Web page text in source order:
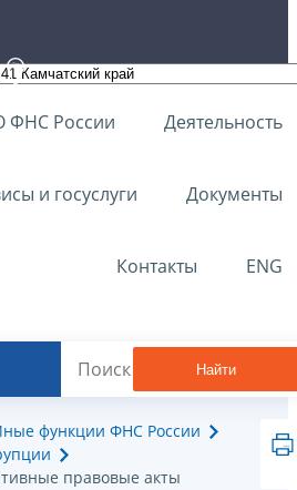
ФНС России Деятельность
и госуслуги Документы
Контакты ENG
Найти
функции ФНС России
правовые акты